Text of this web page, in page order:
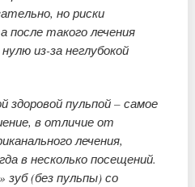
но риски
после такого лечения
из-за неглубокой
здоровой пульпой – самое
в отличие от
лечения,
в несколько посещений.
(без пульпы) со